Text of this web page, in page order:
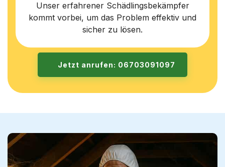
Unser erfahrener Schädlingsbekämpfer
kommt vorbei, um das Problem effektiv und
sicher zu lösen.
Jetzt anrufen: 06703091097